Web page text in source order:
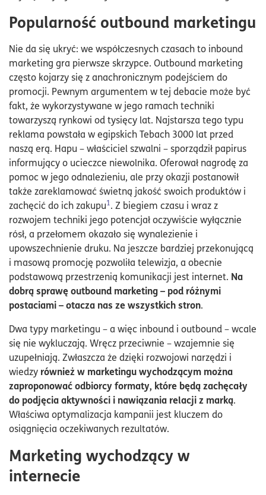
Popularność outbound marketingu
Nie da się ukryć: we współczesnych czasach to inbound
marketing gra pierwsze skrzypce. Outbound marketing
często kojarzy się z anachronicznym podejściem do
promocji. Pewnym argumentem w tej debacie może być
fakt, że wykorzystywane w jego ramach techniki
towarzyszą rynkowi od tysięcy lat. Najstarsza tego typu
reklama powstała w egipskich Tebach 3000 lat przed
naszą erą. Hapu – właściciel szwalni – sporządził papirus
informujący o ucieczce niewolnika. Oferował nagrodę za
pomoc w jego odnalezieniu, ale przy okazji postanowił
także zareklamować świetną jakość swoich produktów i
zachęcić do ich zakupu1. Z biegiem czasu i wraz z
rozwojem techniki jego potencjał oczywiście wyłącznie
rósł, a przełomem okazało się wynalezienie i
upowszechnienie druku. Na jeszcze bardziej przekonującą
i masową promocję pozwoliła telewizja, a obecnie
podstawową przestrzenią komunikacji jest internet. Na
dobrą sprawę outbound marketing – pod różnymi
postaciami – otacza nas ze wszystkich stron.
Dwa typy marketingu – a więc inbound i outbound – wcale
się nie wykluczają. Wręcz przeciwnie – wzajemnie się
uzupełniają. Zwłaszcza że dzięki rozwojowi narzędzi i
wiedzy również w marketingu wychodzącym można
zaproponować odbiorcy formaty, które będą zachęcały
do podjęcia aktywności i nawiązania relacji z marką.
Właściwa optymalizacja kampanii jest kluczem do
osiągnięcia oczekiwanych rezultatów.
Marketing wychodzący w
internecie